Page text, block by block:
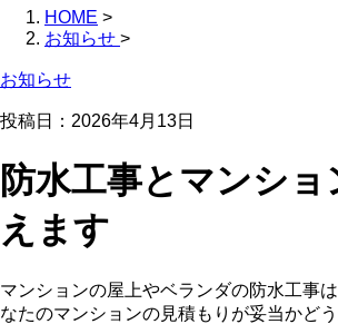
HOME >
お知らせ >
お知らせ
投稿日：2026年4月13日
防水工事とマンシ
えます
マンションの屋上やベランダの防水工事
なたのマンションの見積もりが妥当かど